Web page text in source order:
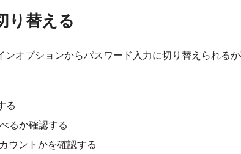
り替える
オプションからパスワード入力に切り替えられる
る
るか確認する
ウントかを確認する